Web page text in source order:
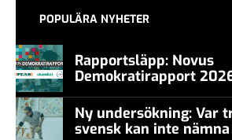
POPULÄRA NYHETER
Rapportsläpp: Novus
Demokratirapport
Ny undersökning: Var
svensk kan inte nämna